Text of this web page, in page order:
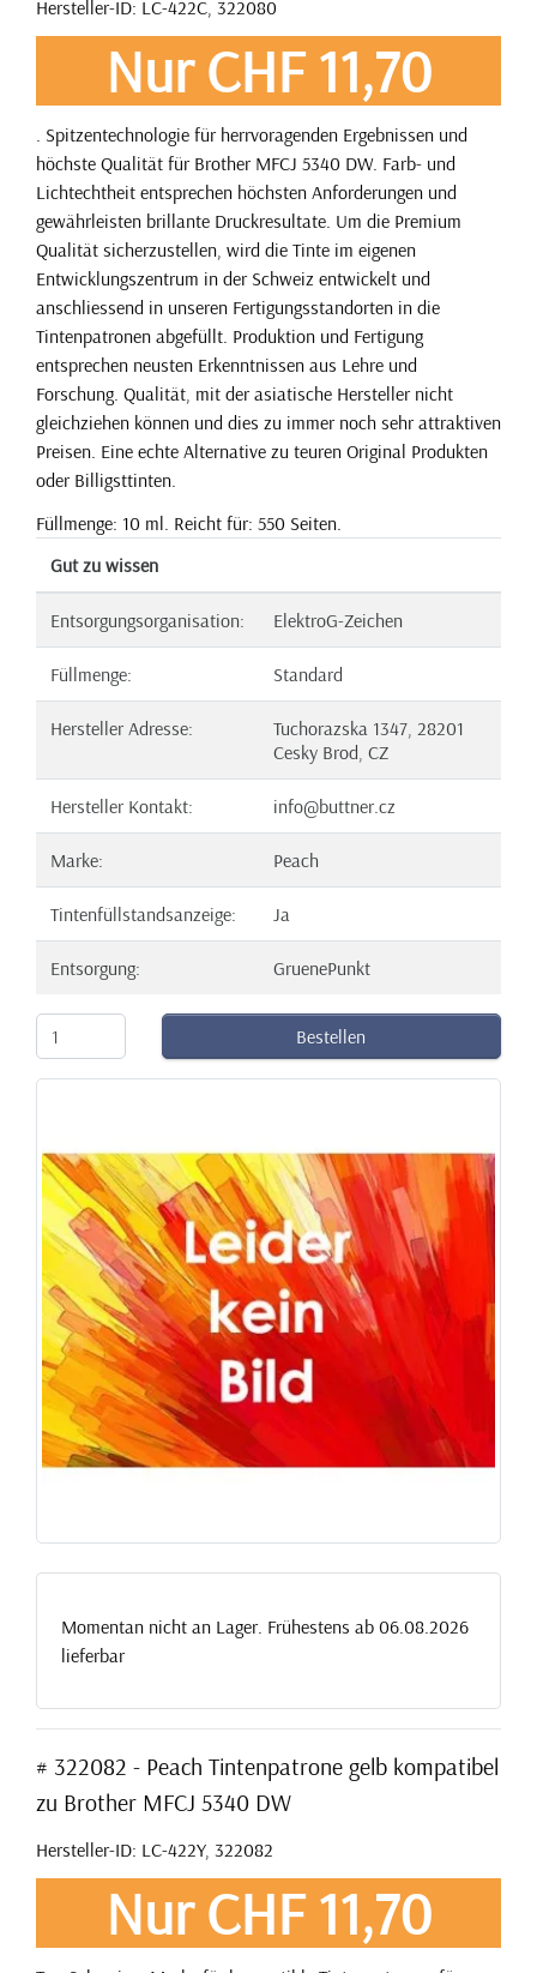
Hersteller-ID: LC-422C, 322080
Nur CHF 11,70
. Spitzentechnologie für herrvoragenden Ergebnissen und
höchste Qualität für Brother MFCJ 5340 DW. Farb- und
Lichtechtheit entsprechen höchsten Anforderungen und
gewährleisten brillante Druckresultate. Um die Premium
Qualität sicherzustellen, wird die Tinte im eigenen
Entwicklungszentrum in der Schweiz entwickelt und
anschliessend in unseren Fertigungsstandorten in die
Tintenpatronen abgefüllt. Produktion und Fertigung
entsprechen neusten Erkenntnissen aus Lehre und
Forschung. Qualität, mit der asiatische Hersteller nicht
gleichziehen können und dies zu immer noch sehr attraktiven
Preisen. Eine echte Alternative zu teuren Original Produkten
oder Billigsttinten.
Füllmenge: 10 ml. Reicht für: 550 Seiten.
Gut zu wissen
Entsorgungsorganisation: ElektroG-Zeichen
Füllmenge: Standard
Hersteller Adresse:
Tuchorazska 1347, 28201
Cesky Brod, CZ
Hersteller Kontakt: info@buttner.cz
Marke: Peach
Tintenfüllstandsanzeige: Ja
Entsorgung: GruenePunkt
Bestellen
Momentan nicht an Lager. Frühestens ab 06.08.2026
lieferbar
# 322082 - Peach Tintenpatrone gelb kompatibel
zu Brother MFCJ 5340 DW
Hersteller-ID: LC-422Y, 322082
Nur CHF 11,70